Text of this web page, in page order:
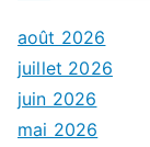
août 2026
juillet 2026
juin 2026
mai 2026